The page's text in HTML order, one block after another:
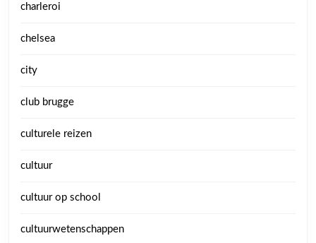
charleroi
chelsea
city
club brugge
culturele reizen
cultuur
cultuur op school
cultuurwetenschappen